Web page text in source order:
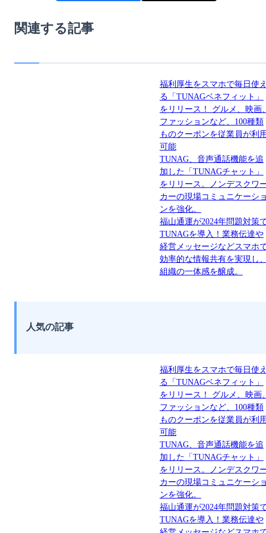
関連する記事
福利厚生をスマホで毎日使
る「TUNAGベネフィット」
をリリース！ グルメ、映画
ファッションなど、100種類
ものクーポンを従業員が利
可能
TUNAG、音声通話機能を追
加した「TUNAGチャット」
をリリース。ノンデスクワ
カーの現場コミュニケーシ
ンを強化。
福山通運が2024年問題対策
TUNAGを導入！業務伝達や
経営メッセージなどスマホ
効率的な情報共有を実現し
組織の一体感を醸成。
人気の記事
福利厚生をスマホで毎日使
る「TUNAGベネフィット」
をリリース！ グルメ、映画
ファッションなど、100種類
ものクーポンを従業員が利
可能
TUNAG、音声通話機能を追
加した「TUNAGチャット」
をリリース。ノンデスクワ
カーの現場コミュニケーシ
ンを強化。
福山通運が2024年問題対策
TUNAGを導入！業務伝達や